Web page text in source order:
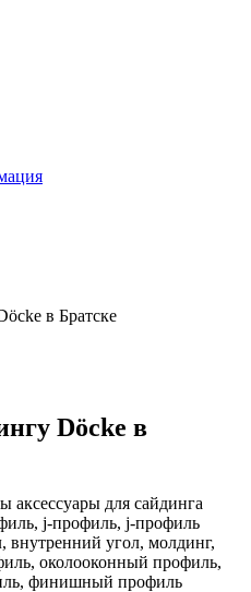
в Братске
Döcke в
аксессуары для сайдинга
j-профиль, j-профиль
внутренний угол, молдинг,
околооконный профиль,
финишный профиль